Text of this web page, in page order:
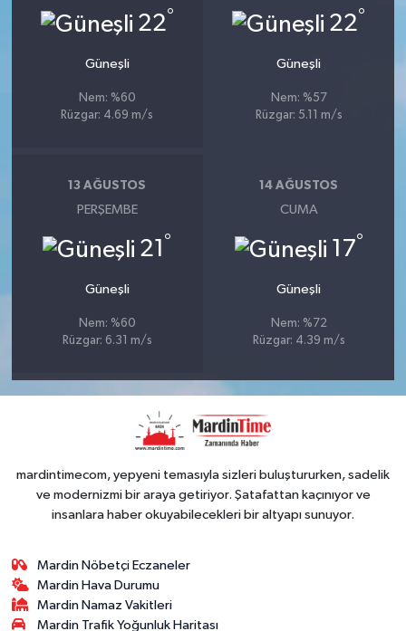
22°
Güneşli
Nem: %60
Rüzgar: 4.69 m/s
22°
Güneşli
Nem: %57
Rüzgar: 5.11 m/s
13 AĞUSTOS
PERŞEMBE
21 °
Güneşli
Nem: %60
Rüzgar: 6.31 m/s
14 AĞUSTOS
CUMA
17°
Güneşli
Nem: %72
Rüzgar: 4.39 m/s
mardintimecom, yepyeni temasıyla sizleri buluştururken, sadelik
ve modernizmi bir araya getiriyor. Şatafattan kaçınıyor ve
insanlara haber okuyabilecekleri bir altyapı sunuyor.
Mardin Nöbetçi Eczaneler
Mardin Hava Durumu
Mardin Namaz Vakitleri
Mardin Trafik Yoğunluk Haritası